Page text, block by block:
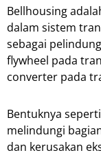
Bellhousing
dalam sistem
sebagai
flywheel pada
converter pada
Bentuknya
melindungi
dan kerusakan